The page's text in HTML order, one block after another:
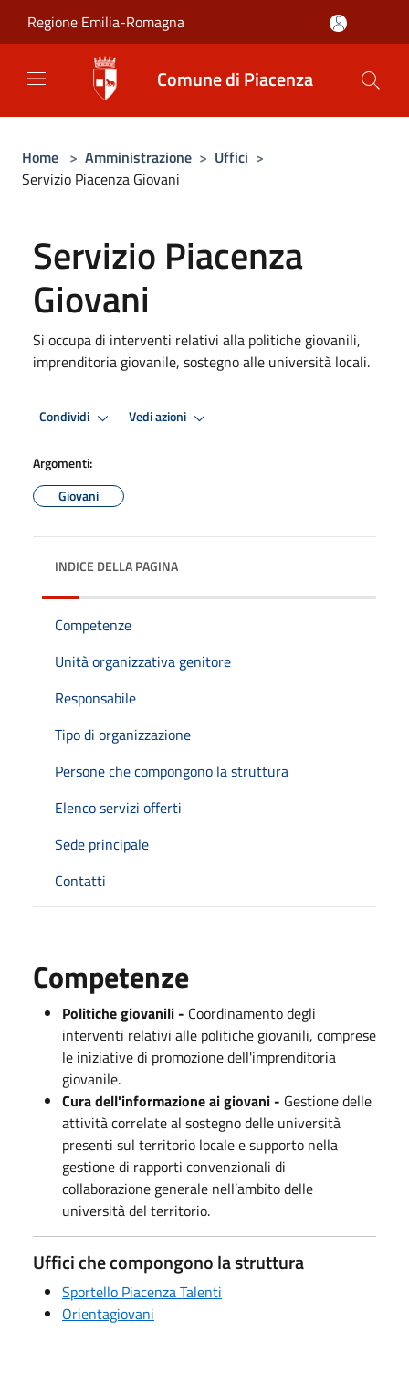
Regione Emilia-Romagna
Comune di Piacenza
Home > Amministrazione > Uffici >
Servizio Piacenza Giovani
Servizio Piacenza
Giovani
Si occupa di interventi relativi alla politiche giovanili,
imprenditoria giovanile, sostegno alle università locali.
Condividi Vedi azioni
Argomenti:
Giovani
INDICE DELLA PAGINA
Competenze
Unità organizzativa genitore
Responsabile
Tipo di organizzazione
Persone che compongono la struttura
Elenco servizi offerti
Sede principale
Contatti
Competenze
Politiche giovanili - Coordinamento degli
interventi relativi alle politiche giovanili, comprese
le iniziative di promozione dell'imprenditoria
giovanile.
Cura dell'informazione ai giovani - Gestione delle
attività correlate al sostegno delle università
presenti sul territorio locale e supporto nella
gestione di rapporti convenzionali di
collaborazione generale nell’ambito delle
università del territorio.
Uffici che compongono la struttura
Sportello Piacenza Talenti
Orientagiovani